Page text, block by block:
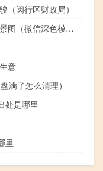
（闵行区财政局）
微信深色模式聊天背景图（微信深色模式）
意
满了怎么清理）
处是哪里
里